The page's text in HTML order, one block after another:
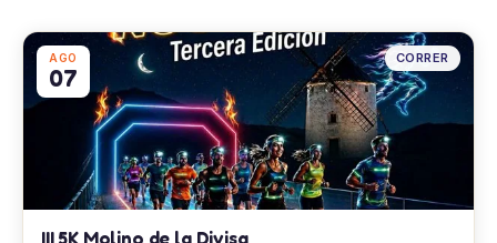
AGO
07
CORRER
III 5K Molino de la Divisa